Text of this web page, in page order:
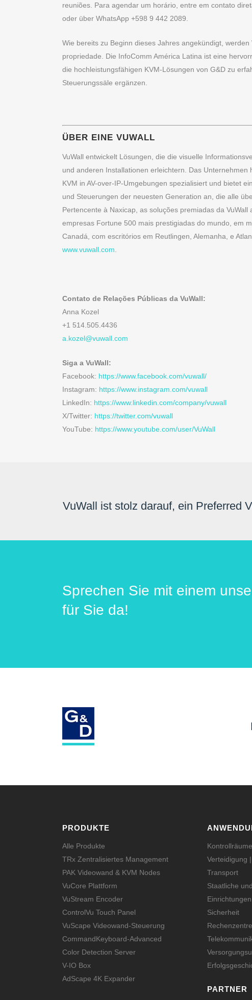
reuniões. Para agendar um horário, entre em contato
oder über WhatsApp +598 9 442 2089.
Wie bereits zu Beginn dieses Jahres angekündigt, werden
propriedade. Die InfoComm América Latina ist eine
die hochleistungsfähigen KVM-Lösungen von G&D zu
Steuerungssäle ergänzen.
ÜBER EINE VUWALL
VuWall entwickelt Lösungen, die die visuelle
und anderen Installationen erleichtern. Das
KVM in AV-over-IP-Umgebungen spezialisiert und bietet
und Steuerungen der neuesten Generation an, die alle
Pertencente à Naxicap, as soluções premiadas da
empresas Fortune 500 mais prestigiadas do mundo, em
Canadá, com escritórios em Reutlingen, Alemanha, e
www.vuwall.com
Contato de Relações Públicas da VuWall:
Anna Kozel
+1 514.505.4436
a.kozel@vuwall.com
Siga a VuWall:
Facebook: https://www.facebook.com/vuwall/
Instagram: https://www.instagram.com/vuwall
LinkedIn: https://www.linkedin.com/company/vuwall
X/Twitter: https://twitter.com/vuwall
YouTube: https://www.youtube.com/user/VuWall
VuWall ist stolz darauf, ein Preferred
Sprechen Sie mit einem
für Sie da!
PRODUKTE
Alle Produkte
TRx Zentralisiertes Management
PAK Videowand & KVM Nodes
VuCore Plattform
VuStream Encoder
ControlVu Touch Panel
VuScape Videowand-Steuerung
CommandKeyboard-Advanced
Color Detection Server
V-IO Box
AdScape 4K Expander
Kontrollräume
Verteidigung
Transport
Staatliche
Einrichtungen
Sicherheit
PARTNER